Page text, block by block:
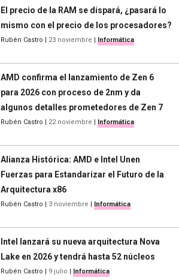
El precio de la RAM se dispará, ¿pasará lo
mismo con el precio de los procesadores?
Rubén Castro 23 noviembre Informática
AMD confirma el lanzamiento de Zen 6
para 2026 con proceso de 2nm y da
algunos detalles prometedores de Zen 7
Rubén Castro 22 noviembre Informática
Alianza Histórica: AMD e Intel Unen
Fuerzas para Estandarizar el Futuro de la
Arquitectura x86
Rubén Castro 3 noviembre Informática
Intel lanzará su nueva arquitectura Nova
Lake en 2026 y tendrá hasta 52 núcleos
Rubén Castro 9 julio Informática